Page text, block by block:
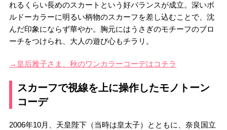
れるくらい長めのスカートという好バランスが成立。深いボ
ルドーカラーに明るい柄物のスカーフを差し込むことで、沈
んだ印象にならず華やか。胸元にはうさぎのモチーフのブロ
ーチをつけられ、大人の遊び心もチラリ。
→皇后雅子さま、秋のワンカラーコーデはコチラ
スカーフで視線を上に操作したモノトーン
コーデ
2006年10月、天皇陛下（当時は皇太子）とともに、奈良国立